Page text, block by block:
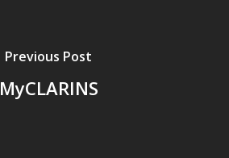
Previous Post
MyCLARINS